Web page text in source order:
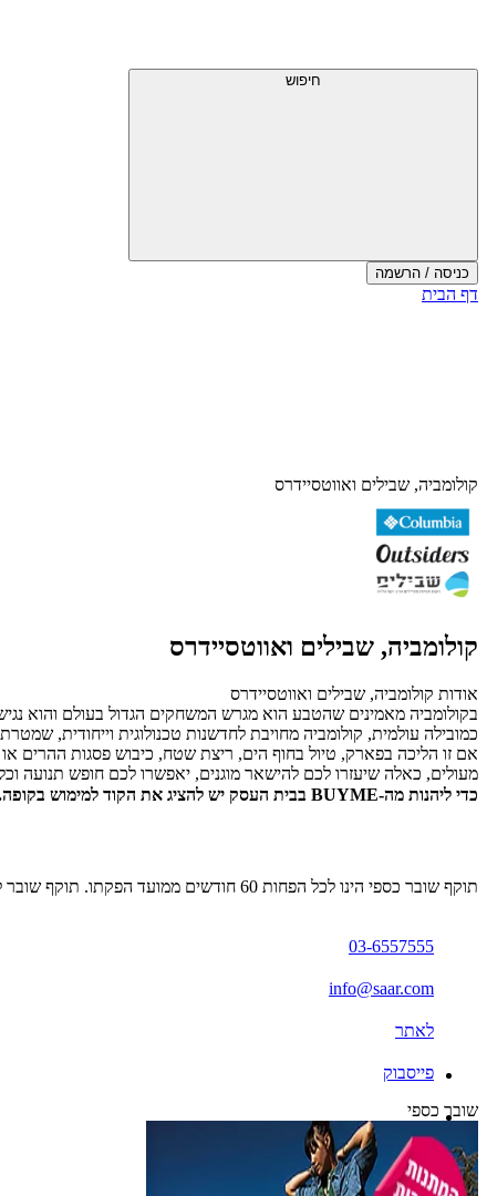
עליון
חיפוש
כניסה / הרשמה
סוף
דף הבית
קולומביה, שבילים ואווטסיידרס
קולומביה, שבילים ואווטסיידרס
אודות קולומביה, שבילים ואווטסיידרס
כמובילה עולמית, קולומביה מחויבת לחדשנות טכנולוגית וייחודית,
אם זו הליכה בפארק, טיול בחוף הים, ריצת שטח, כיבוש פסגות ההרים
מעולים, כאלה שיעזרו לכם להישאר מוגנים, יאפשרו לכם חופש תנועה
כדי ליהנות מה-BUYME בבית העסק יש להציג את הקוד למימוש בקופה.
תוקף שובר כספי הינו לכל הפחות 60 חודשים ממועד הפקתו. תוקף שובר לרכישת מוצר או שירות מסויים יהיה לכל הפחות 24 חודשים ממועד הפקתו
03-6557555
info@saar.com
לאתר
פייסבוק
שובר כספי